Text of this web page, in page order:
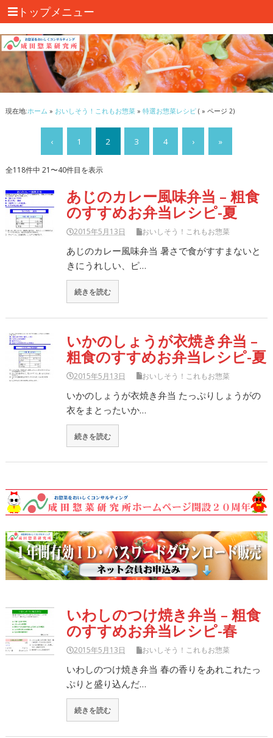
トップメニュー
現在地:ホーム » おいしそう！これもお惣菜» 特選お惣菜レシピ( » ページ 2)
‹ 1 2 3 4 › »
全118件中 21〜40件目を表示
あじのカレー風味弁当 – 粗食
のすすめお弁当レシピ-夏
2015年5月13日 おいしそう！これもお惣菜
あじのカレー風味弁当 暑さで食がすすまないと
きにうれしい、ピ…
続きを読む
いかのしょうが衣焼き弁当 –
粗食のすすめお弁当レシピ-夏
2015年5月13日 おいしそう！これもお惣菜
いかのしょうが衣焼き弁当 たっぷりしょうがの
衣をまとったいか…
続きを読む
いわしのつけ焼き弁当 – 粗食
のすすめお弁当レシピ-春
2015年5月13日 おいしそう！これもお惣菜
いわしのつけ焼き弁当 春の香りをあれこれたっ
ぷりと盛り込んだ…
続きを読む